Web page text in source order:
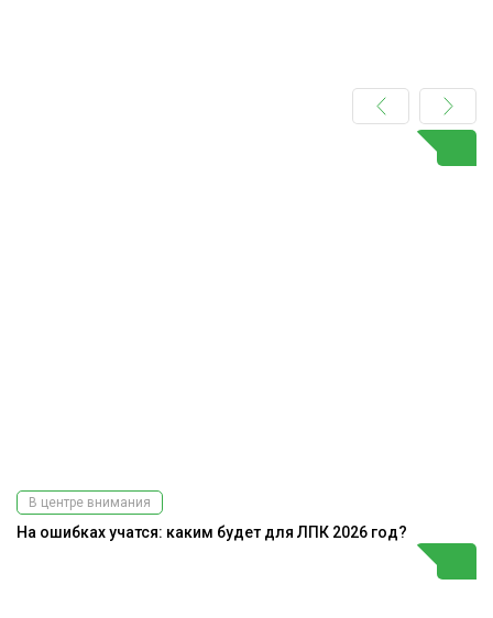
В центре внимания
На ошибках учатся: каким будет для ЛПК 2026 год?